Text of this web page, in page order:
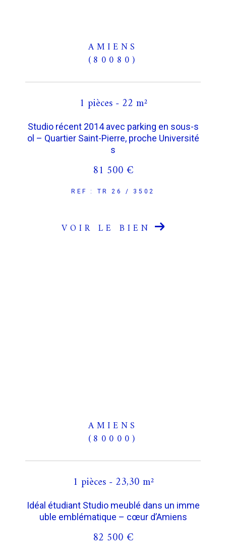
AMIENS
(80080)
1 pièces - 22 m²
Studio récent 2014 avec parking en sous-s
ol – Quartier Saint-Pierre, proche Université
s
81 500 €
REF : TR 26 / 3502
VOIR LE BIEN
AMIENS
(80000)
1 pièces - 23,30 m²
Idéal étudiant Studio meublé dans un imme
uble emblématique – cœur d’Amiens
82 500 €